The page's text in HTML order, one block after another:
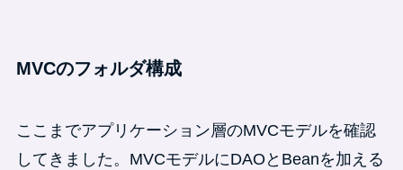
MVCのフォルダ構成
ここまでアプリケーション層のMVCモデルを確認
してきました。MVCモデルにDAOとBeanを加える